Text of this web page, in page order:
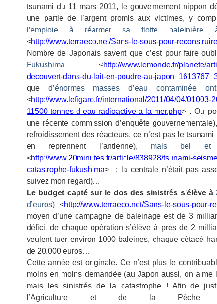
tsunami du 11 mars 2011, le gouvernement nippon
une partie de l’argent promis aux victimes, y
l’emploie à réarmer sa flotte baleinière
<http://www.terraeco.net/Sans-le-sous-pour-
Nombre de Japonais savent que c’est pour faire
Fukushima <http://www.lemonde.fr/planete/
decouvert-dans-du-lait-en-poudre-au-
que d’énormes masses d’eau contaminée
<http://www.lefigaro.fr/international/2011/04/04/01003-
11500-tonnes-d-eau-radioactive-a-la-mer.php> . Ou
une récente commission d’enquête
refroidissement des réacteurs, ce n’est pas le
en reprennent l’antienne), mais bel et
<http://www.20minutes.fr/article/838928/tsunami-
catastrophe-fukushima> : la centrale n’était pas
suivez mon regard)…
Le budget capté sur le dos des sinistrés s’élève à
d’euros) <http://www.terraeco.net/Sans-le-sous-pour-
moyen d’une campagne de baleinage est de 3
déficit de chaque opération s’élève à près de 2
veulent tuer environ 1000 baleines, chaque cétacé
de 20.000 euros…
Cette année est originale. Ce n’est plus le
moins en moins demandée (au Japon aussi, on aime
mais les sinistrés de la catastrophe ! Afin de
l’Agriculture et de la